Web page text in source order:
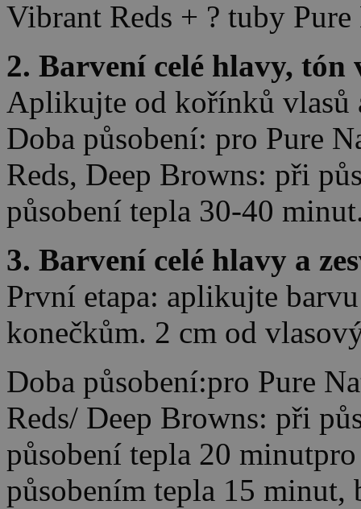
Vibrant Reds + ? tuby Pure
2. Barvení celé hlavy,
Aplikujte od kořínků vlasů
Doba působení: pro Pure
Reds, Deep Browns: při
působení tepla 30-40
3. Barvení celé hlavy a
První etapa: aplikujte
konečkům. 2 cm od
Doba působení:pro Pure
Reds/ Deep Browns: při
působení tepla 20
působením tepla 15 minut,